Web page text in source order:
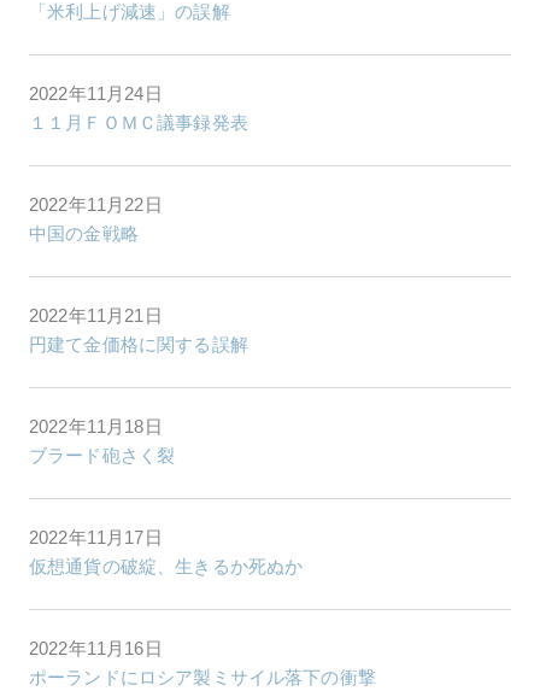
「米利上げ減速」の誤解
2022年11月24日
１１月ＦＯＭＣ議事録発表
2022年11月22日
中国の金戦略
2022年11月21日
円建て金価格に関する誤解
2022年11月18日
ブラード砲さく裂
2022年11月17日
仮想通貨の破綻、生きるか死ぬか
2022年11月16日
ポーランドにロシア製ミサイル落下の衝撃